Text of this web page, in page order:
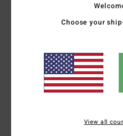
60% poliestere
Serigrafia su petto e schiena
Tasca canguro
Lavato in capo
Etichetta sulla cucitura
cotone riciclato, 20% poliestere
Choose your
View all